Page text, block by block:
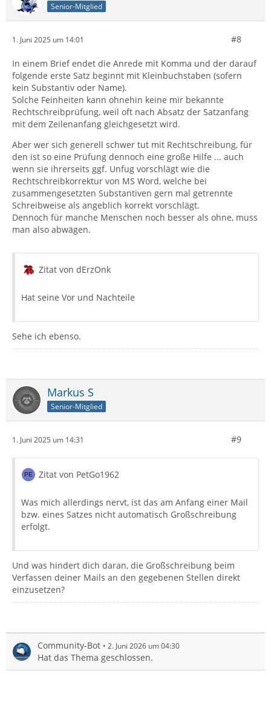
Senior-Mitglied
1. Juni 2025 um 14:01 #8
In einem Brief endet die Anrede mit Komma und der darauf
folgende erste Satz beginnt mit Kleinbuchstaben (sofern
kein Substantiv oder Name).
Solche Feinheiten kann ohnehin keine mir bekannte
Rechtschreibprüfung, weil oft nach Absatz der Satzanfang
mit dem Zeilenanfang gleichgesetzt wird.
Aber wer sich generell schwer tut mit Rechtschreibung, für
den ist so eine Prüfung dennoch eine große Hilfe ... auch
wenn sie ihrerseits ggf. Unfug vorschlägt wie die
Rechtschreibkorrektur von MS Word, welche bei
zusammengesetzten Substantiven gern mal getrennte
Schreibweise als angeblich korrekt vorschlägt.
Dennoch für manche Menschen noch besser als ohne, muss
man also abwägen.
Zitat von dErzOnk
Hat seine Vor und Nachteile
Sehe ich ebenso.
Markus S
Senior-Mitglied
1. Juni 2025 um 14:31 #9
Zitat von PetGo1962
Was mich allerdings nervt, ist das am Anfang einer Mail
bzw. eines Satzes nicht automatisch Großschreibung
erfolgt.
Und was hindert dich daran, die Großschreibung beim
Verfassen deiner Mails an den gegebenen Stellen direkt
einzusetzen?
Community-Bot 2. Juni 2026 um 04:30
Hat das Thema geschlossen.